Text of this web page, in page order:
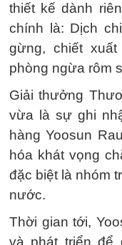
thiết kế dành
chính là: Dịch
gừng, chiết
phòng ngừa rôm
Giải thưởng
vừa là sự ghi
hàng Yoosun
hóa khát vọng
đặc biệt là nhóm
nước.
Thời gian tới,
và phát triển để